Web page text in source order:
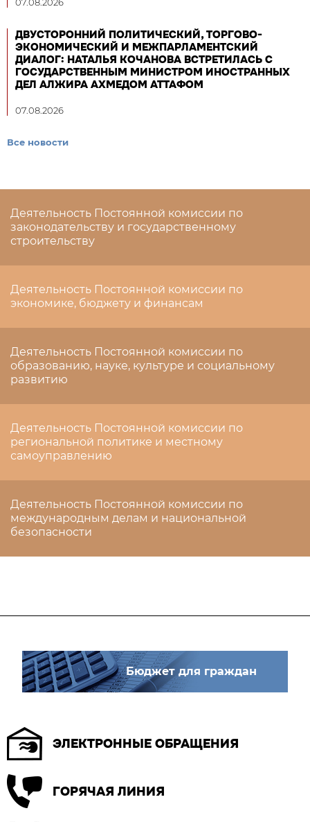
ДВУСТОРОННИЙ ПОЛИТИЧЕСКИЙ, ТОРГОВО-
ЭКОНОМИЧЕСКИЙ И МЕЖПАРЛАМЕНТСКИЙ
ДИАЛОГ: НАТАЛЬЯ КОЧАНОВА ВСТРЕТИЛАСЬ С
ГОСУДАРСТВЕННЫМ МИНИСТРОМ ИНОСТРАННЫХ
ДЕЛ АЛЖИРА АХМЕДОМ АТТАФОМ
07.08.2026
Все новости
Деятельность Постоянной комиссии по
законодательству и государственному
строительству
Деятельность Постоянной комиссии по
экономике, бюджету и финансам
Деятельность Постоянной комиссии по
образованию, науке, культуре и социальному
развитию
Деятельность Постоянной комиссии по
региональной политике и местному
самоуправлению
Деятельность Постоянной комиссии по
международным делам и национальной
безопасности
Бюджет для граждан
ЭЛЕКТРОННЫЕ ОБРАЩЕНИЯ
ГОРЯЧАЯ ЛИНИЯ